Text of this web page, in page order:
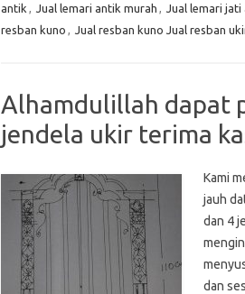
antik , Jual lemari antik murah , Jual lemari jati
resban kuno , Jual resban kuno Jual resban
Alhamdulillah dapat
jendela ukir terima
Kami
jauh
dan 4
dan